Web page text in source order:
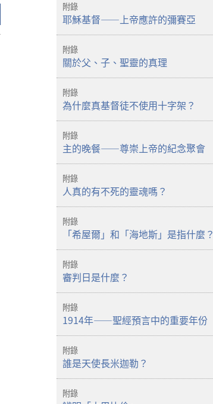
附錄
耶穌基督——上帝應許的彌賽亞
附錄
關於父、子、聖靈的真理
附錄
為什麼真基督徒不使用十字架？
附錄
主的晚餐——尊崇上帝的紀念聚會
附錄
人真的有不死的靈魂嗎？
附錄
「希屋爾」和「海地斯」是指什麼？
附錄
審判日是什麼？
附錄
1914年——聖經預言中的重要年份
附錄
誰是天使長米迦勒？
附錄